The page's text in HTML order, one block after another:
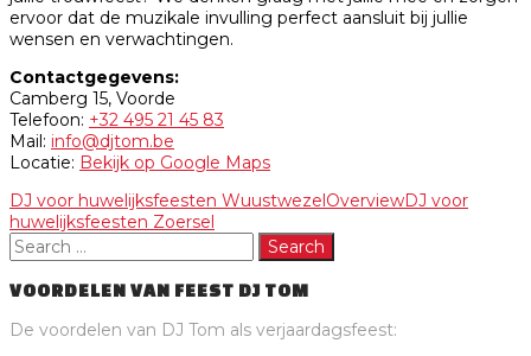
ervoor dat de muzikale invulling perfect aansluit bij jullie
wensen en verwachtingen.
Contactgegevens:
Camberg 15, Voorde
Telefoon: +32 495 21 45 83
Mail: info@djtom.be
Locatie: Bekijk op Google Maps
DJ voor huwelijksfeesten WuustwezelOverviewDJ voor
huwelijksfeesten Zoersel
VOORDELEN VAN FEEST DJ TOM
De voordelen van DJ Tom als verjaardagsfeest: